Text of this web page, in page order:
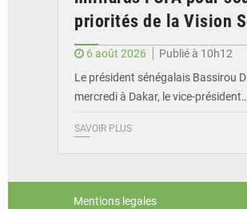
priorités de la Vision
6 août 2026
Publié à 10h12
Le président sénégalais Bassirou
mercredi à Dakar, le vice-président…
SAVOIR PLUS
Mentions legales